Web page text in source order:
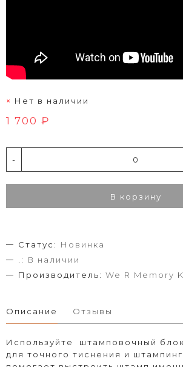
Нет в наличии
1 700 ₽
-
В корзину
Статус:
Новинка
.:
В наличии
Производитель: We R Memory
Описание Отзывы
Используйте штамповочный
для точного тиснения и